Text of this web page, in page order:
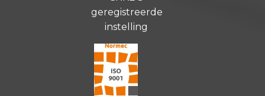
geregistreerde
instelling